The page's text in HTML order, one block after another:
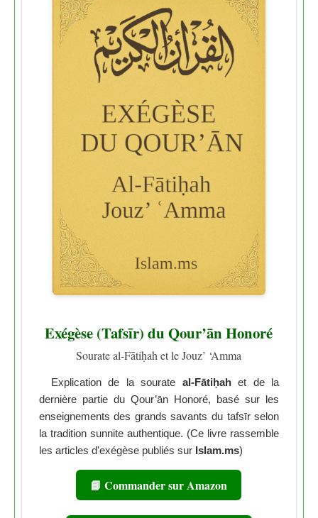
Exégèse (Tafsīr) du Qour’ān Honoré
Sourate al-Fātiḥah et le Jouz’ ‘Amma
Explication de la sourate al-Fātiḥahet de la
dernière partie du Qour’ān Honoré, basé sur les
enseignements des grands savants du tafsīr selon
la tradition sunnite authentique. (Ce livre rassemble
les articles d'exégèse publiés sur Islam.ms)
📘 Commander sur Amazon